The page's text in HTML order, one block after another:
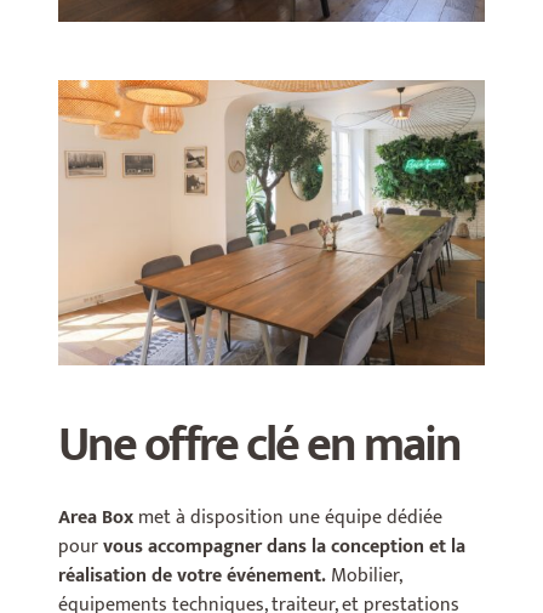
Une offre clé en main
Area Boxmet à disposition une équipe dédiée
pourvous accompagner dans la conception et la
réalisation de votre événement.Mobilier,
équipements techniques, traiteur, et prestations